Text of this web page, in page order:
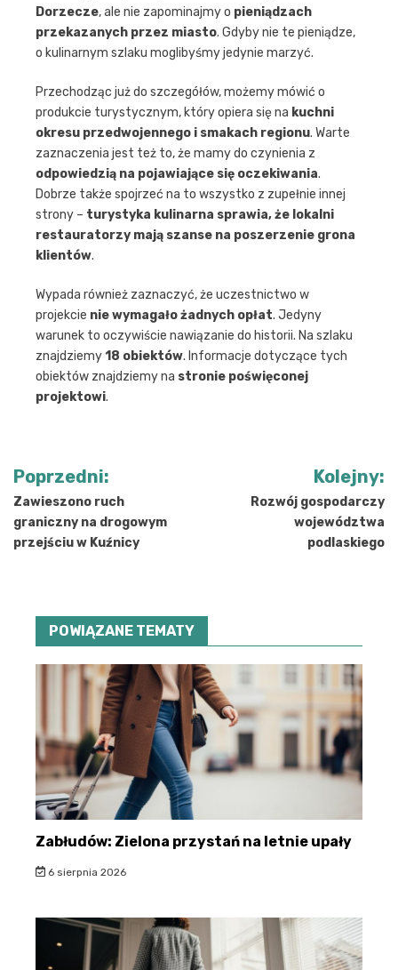
Dorzecze, ale nie zapominajmy o pieniądzach
przekazanych przez miasto. Gdyby nie te pieniądze,
o kulinarnym szlaku moglibyśmy jedynie marzyć.
Przechodząc już do szczegółów, możemy mówić o
produkcie turystycznym, który opiera się na kuchni
okresu przedwojennego i smakach regionu. Warte
zaznaczenia jest też to, że mamy do czynienia z
odpowiedzią na pojawiające się oczekiwania.
Dobrze także spojrzeć na to wszystko z zupełnie innej
strony – turystyka kulinarna sprawia, że lokalni
restauratorzy mają szanse na poszerzenie grona
klientów.
Wypada również zaznaczyć, że uczestnictwo w
projekcie nie wymagało żadnych opłat. Jedyny
warunek to oczywiście nawiązanie do historii. Na szlaku
znajdziemy18 obiektów. Informacje dotyczące tych
obiektów znajdziemy na stronie poświęconej
projektowi.
Nawigacja
wpisu
Poprzedni:
Zawieszono ruch
graniczny na drogowym
przejściu w Kuźnicy
Kolejny:
Rozwój gospodarczy
województwa
podlaskiego
POWIĄZANE TEMATY
Zabłudów: Zielona przystań na letnie upały
6 sierpnia 2026